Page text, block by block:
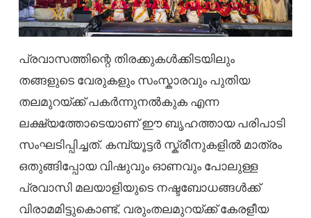
പ്രവാസത്തിന്റെ തിരക്കുകൾക്കിടയിലും
തങ്ങളുടെ വേരുകളും സംസ്കാരവും പുതിയ
തലമുറയ്ക്ക് പകർന്നുനൽകുക എന്ന
ലക്ഷ്യത്തോടെയാണ് ഈ ബൃഹത്തായ പരിപാടി
സംഘടിപ്പിച്ചത്. കമ്പ്യൂട്ടർ സ്ക്രീനുകളിൽ മാത്രം
ഒതുങ്ങിപ്പോയ വിഷുവും ഓണവും പോലുള്ള
പ്രവാസി മലയാളിയുടെ നഷ്ടബോധങ്ങൾക്ക്
വിരാമമിട്ടുകൊണ്ട്, വരുംതലമുറയ്ക്ക് കേരളീയ